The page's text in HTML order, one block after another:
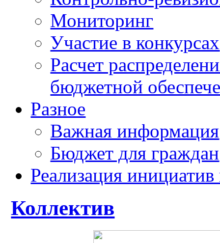
Мониторинг
Участие в конкурсах
Расчет
бюджетной
Разное
Важная информация
Бюджет для граждан
Реализация
Коллектив